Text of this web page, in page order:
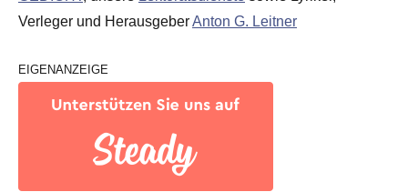
Verleger und HerausgeberAnton G. Leitner
EIGENANZEIGE